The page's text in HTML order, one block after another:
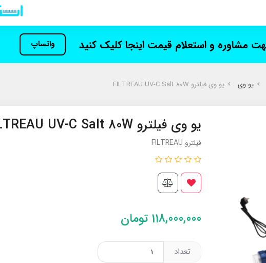
مشاوره و استعلام قیمت اینجا کلیک کنید واتساپ
یو وی یو وی فیلترو FILTREAU UV-C Salt 80W
یو وی فیلترو FILTREAU UV-C Salt 80W
فیلترو FILTREAU
118,000,000 تومان
تعداد